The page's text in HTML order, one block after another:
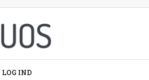
LOG IND